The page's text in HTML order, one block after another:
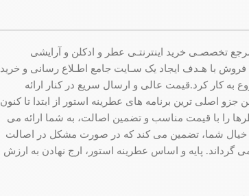
تخصصـی خرید اینترنتـی عطر و ادکلن و آرایشی
از 20 سال سابقه فروش با هـدف ایجاد یک سـایت جامع اطـلاع رسانی و خرید
به کار کرد.قیمت عالی و ارسال سریع در کنار ارائه
جزو اصلی ترین برنامه های عطرینه استور از ابتدا تا کنون
را با قیمت مناسب و تضمین اصالت، به شما ارائه می
خیال شما، تضمین می کند که در صورت مشکل در اصالت
گرداند. پایه و اساس عطرینه استور، ارج نهادن به ارزش